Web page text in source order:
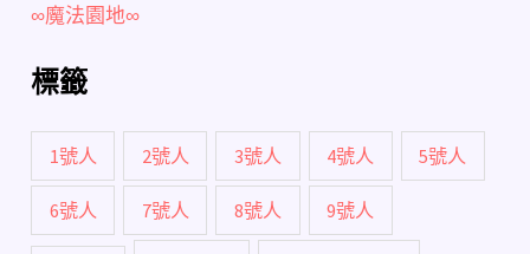
∞魔法園地∞
標籤
1號人 2號人 3號人 4號人 5號人
6號人 7號人 8號人 9號人